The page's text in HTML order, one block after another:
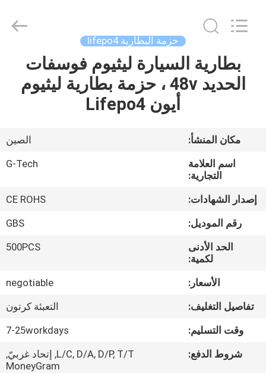
المنزل
حولنا
في
المصنع
مراقبة
الجودة
اتصل
POWER
GROUP.
حزمة البطارية lifepo4
بطارية السيارة ليثيوم فوسفات
الحديد 48v ، حزمة بطارية ليثيوم
أيون Lifepo4
مكان المنشأ:
الصين
اسم العلامة
التجارية:
G-Tech
إصدار الشهادات:
CE ROHS
رقم الموديل:
GBS
الحد الأدنى
لكمية:
500PCS
الأسعار:
negotiable
تفاصيل التغليف:
التعبئة كرتون
وقت التسليم:
7-25workdays
شروط الدفع:
L/C, D/A, D/P, T/T, إتحاد غربيّ,
MoneyGram